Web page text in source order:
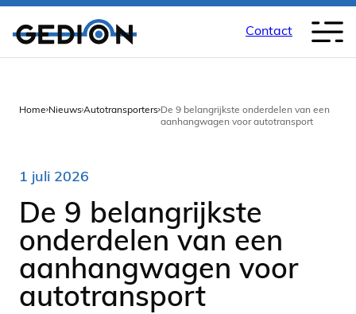
Contact
Home Nieuws Autotransporters De 9 belangrijkste onderdelen van een
aanhangwagen voor autotransport
1 juli 2026
De 9 belangrijkste
onderdelen van een
aanhangwagen voor
autotransport